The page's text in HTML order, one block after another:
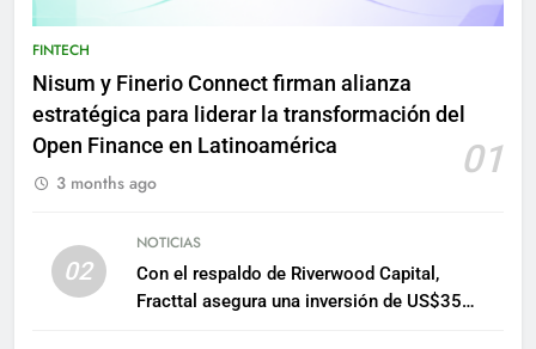
FINTECH
Nisum y Finerio Connect firman alianza
estratégica para liderar la transformación del
Open Finance en Latinoamérica
01
3 months ago
02
NOTICIAS
Con el respaldo de Riverwood Capital,
Fracttal asegura una inversión de US$35